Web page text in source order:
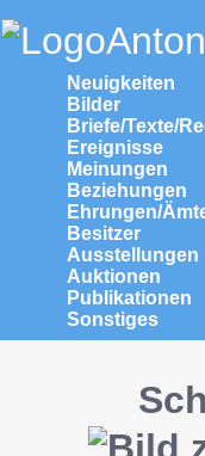
Neuigkeiten
Bilder
Briefe/Texte/
Ereignisse
Meinungen
Beziehungen
Ehrungen/
Besitzer
Ausstellungen
Auktionen
Publikationen
Sonstiges